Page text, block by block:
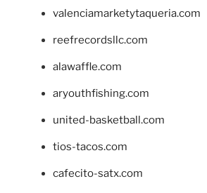
valenciamarketytaqueria.com
reefrecordsllc.com
alawaffle.com
aryouthfishing.com
united-basketball.com
tios-tacos.com
cafecito-satx.com